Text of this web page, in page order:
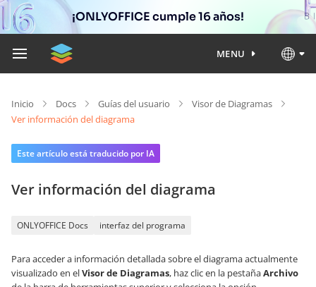
¡ONLYOFFICE cumple 16 años!
MENU
Inicio Docs Guías del usuario
Visor de Diagramas
Ver información del diagrama
Este artículo está traducido por IA
Ver información del diagrama
ONLYOFFICE Docs interfaz del programa
Para acceder a información detallada sobre el diagrama actualmente
visualizado en elVisor de Diagramas, haz clic en la pestañaArchivo